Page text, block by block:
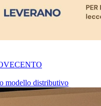
modello distributivo